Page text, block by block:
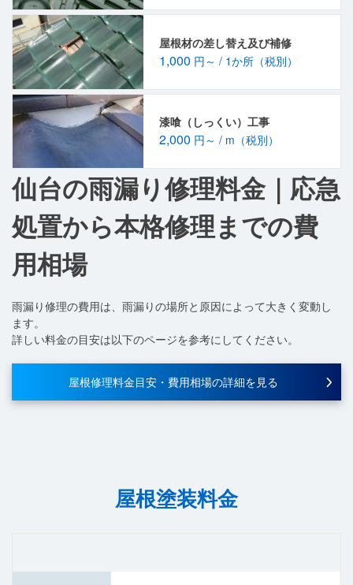
屋根材の差し替え及び補修
1,000 円～ / 1か所（税別）
漆喰（しっくい）工事
2,000 円～ / m（税別）
仙台の雨漏り修理料金｜応急
処置から本格修理までの費
用相場
雨漏り修理の費用は、雨漏りの場所と原因によって大きく変動し
ます。
詳しい料金の目安は以下のページを参考にしてください。
屋根修理料金目安・費用相場の詳細を見る
屋根塗装料金